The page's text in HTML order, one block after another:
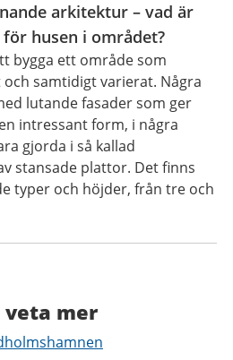
arkitektur – vad är
husen i området?
bygga ett område som
samtidigt varierat. Några
lutande fasader som ger
intressant form, i några
gjorda i så kallad
stansade plattor. Det finns
typer och höjder, från tre och
veta mer